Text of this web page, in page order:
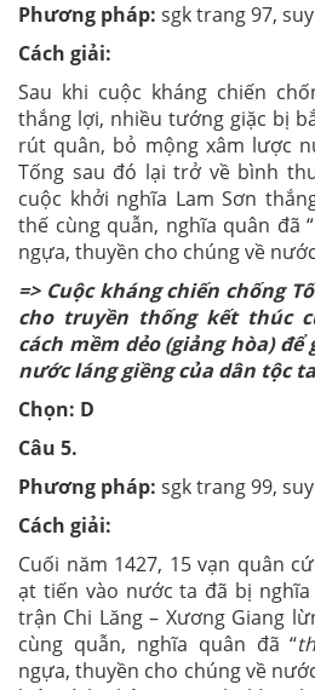
Phương pháp: sgk trang 97,
Cách giải:
Sau khi cuộc kháng chiến
thắng lợi, nhiều tướng giặc bị
rút quân, bỏ mộng xâm lược
Tống sau đó lại trở về bình
cuộc khởi nghĩa Lam Sơn
thế cùng quẫn, nghĩa quân đã “
ngựa, thuyền cho chúng về
=> Cuộc kháng chiến chống
cho truyền thống kết thúc
cách mềm dẻo (giảng hòa)
nước láng giềng của dân tộc
Chọn: D
Câu 5.
Phương pháp: sgk trang 99,
Cách giải:
Cuối năm 1427, 15 vạn quân
ạt tiến vào nước ta đã bị
trận Chi Lăng – Xương Giang
cùng quẫn, nghĩa quân đã “
ngựa, thuyền cho chúng về